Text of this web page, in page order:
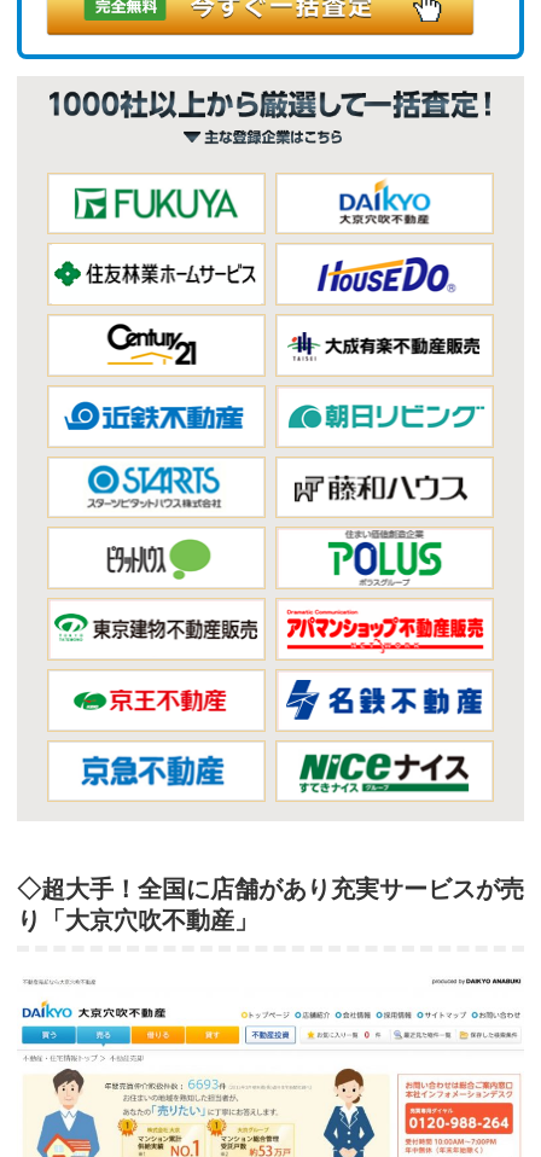
◇超大手！全国に店舗があり充実サービスが売
り「大京穴吹不動産」